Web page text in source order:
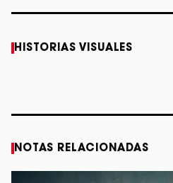
HISTORIAS VISUALES
Caifanes regresa
a Monterrey el
Fallece Felipe
Staiti, guitarrista
NOTAS RELACIONADAS